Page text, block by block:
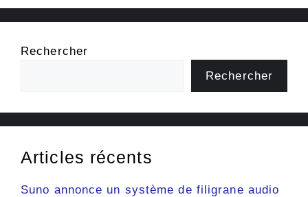
Rechercher
Rechercher
Articles récents
Suno annonce un système de filigrane audio